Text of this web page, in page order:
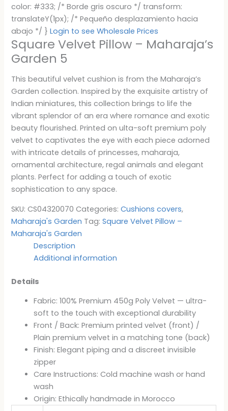
color: #333; /* Borde gris oscuro */ transform:
translateY(1px); /* Pequeño desplazamiento hacia
abajo */ }Login to see Wholesale Prices
Square Velvet Pillow – Maharaja’s
Garden 5
This beautiful velvet cushion is from the Maharaja’s
Garden collection. Inspired by the exquisite artistry of
Indian miniatures, this collection brings to life the
vibrant splendor of an era where romance and exotic
beauty flourished. Printed on ulta-soft premium poly
velvet to captivates the eye with each piece adorned
with intricate details of princesses, maharaja,
ornamental architecture, regal animals and elegant
plants. Perfect for adding a touch of exotic
sophistication to any space.
SKU:CS04320070 Categories:Cushions covers,
Maharaja's Garden Tag:Square Velvet Pillow –
Maharaja's Garden
Description
Additional information
Details
Fabric: 100% Premium 450g Poly Velvet — ultra-
soft to the touch with exceptional durability
Front / Back: Premium printed velvet (front) /
Plain premium velvet in a matching tone (back)
Finish: Elegant piping and a discreet invisible
zipper
Care Instructions: Cold machine wash or hand
wash
Origin: Ethically handmade in Morocco